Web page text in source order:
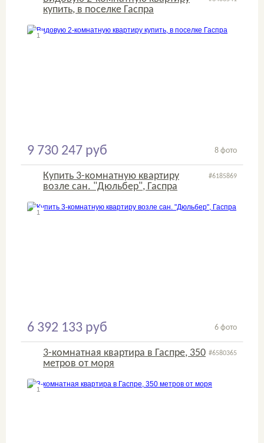
купить, в поселке Гаспра
1
9 730 247 руб 8 фото
#6185869
Купить 3-комнатную квартиру
возле сан. "Дюльбер", Гаспра
1
6 392 133 руб 6 фото
#6580365
3-комнатная квартира в Гаспре, 350
метров от моря
1